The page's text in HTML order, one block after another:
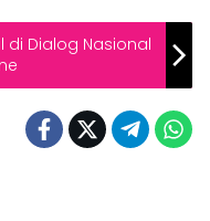
di Dialog Nasional